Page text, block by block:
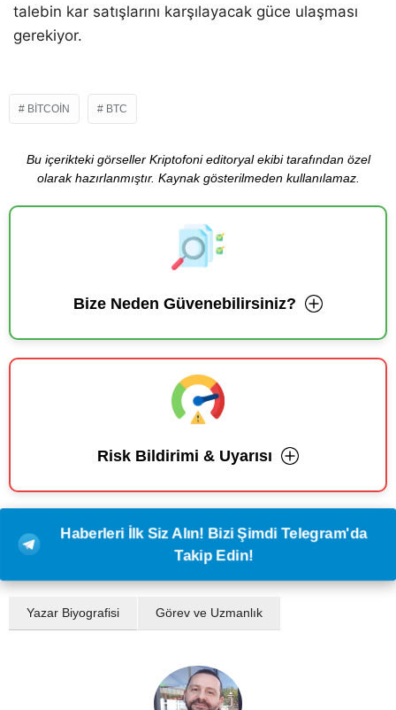
talebin kar satışlarını karşılayacak güce ulaşması
gerekiyor.
BITCOIN BTC
Bu içerikteki görseller Kriptofoni editoryal ekibi tarafından özel
olarak hazırlanmıştır. Kaynak gösterilmeden kullanılamaz.
Bize Neden Güvenebilirsiniz?
Risk Bildirimi & Uyarısı
Haberleri İlk Siz Alın! Bizi Şimdi Telegram'da
Takip Edin!
Yazar Biyografisi Görev ve Uzmanlık